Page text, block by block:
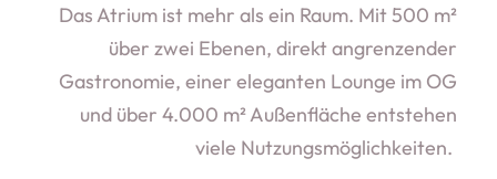
Das Atrium ist mehr als ein Raum. Mit 500 m²
über zwei Ebenen, direkt angrenzender
Gastronomie, einer eleganten Lounge im OG
und über 4.000 m² Außenfläche entstehen
viele Nutzungsmöglichkeiten.